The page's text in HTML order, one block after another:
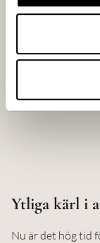
tidbokning
MEDICINSK
Ytliga kärl i
Nu är det hög tid